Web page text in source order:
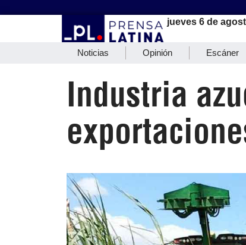
jueves 6 de
Noticias Opinión Escáner
Industria